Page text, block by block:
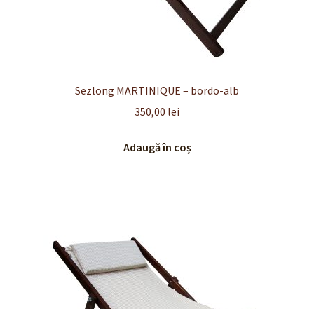
Sezlong MARTINIQUE – bordo-alb
350,00 lei
Adaugă în coș